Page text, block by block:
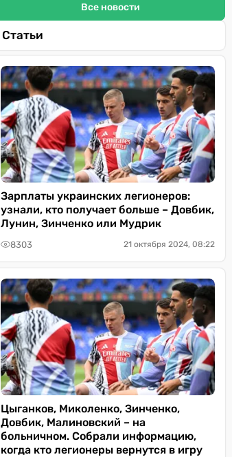
Все новости
Статьи
Зарплаты украинских легионеров:
узнали, кто получает больше – Довбик,
Лунин, Зинченко или Мудрик
8303 21 октября 2024, 08:22
Цыганков, Миколенко, Зинченко,
Довбик, Малиновский – на
больничном. Собрали информацию,
когда кто легионеры вернутся в игру